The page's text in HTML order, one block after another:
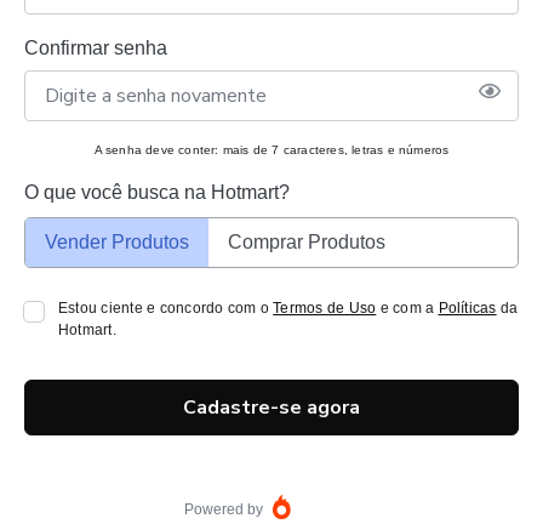
Confirmar senha
A senha deve conter: mais de 7 caracteres, letras e números
O que você busca na Hotmart?
Vender Produtos Comprar Produtos
Estou ciente e concordo com oTermos de Uso e com a Políticas da
Hotmart.
Cadastre-se agora
Powered by